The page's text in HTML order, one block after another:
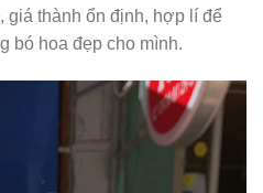
giá thành ổn định, hợp lí để
bó hoa đẹp cho mình.